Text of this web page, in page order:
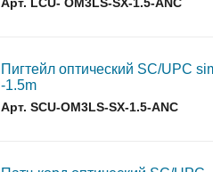
Пигтейл оптический SC/UPC
-1.5m
Арт. SCU-OM3LS-SX-1.5-ANC